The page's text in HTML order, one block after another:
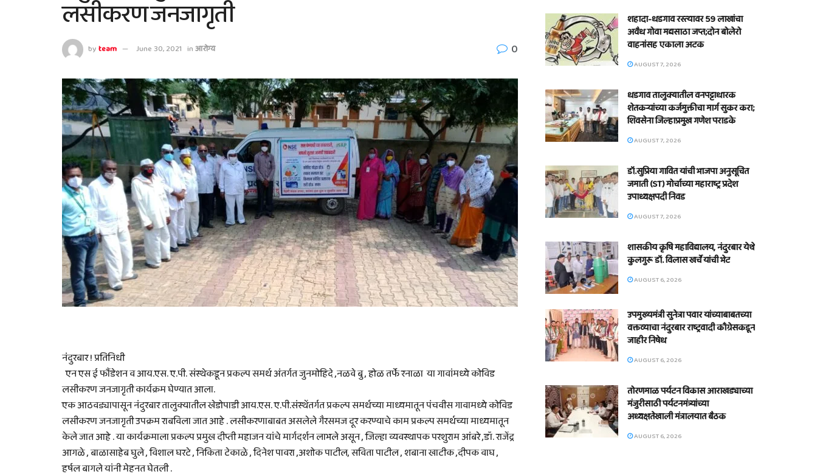
लसीकरण जनजागृती
byteam June 30, 2021 inआरोग्य 0
नंदुरबार ! प्रतिनिधी
एन एस ई फौंडेशन व आय.एस. ए.पी. संस्थेकडून प्रकल्प समर्थ अंतर्गत जुनमोहिदे ,नळवे बु , होळ तर्फे रनाळा या गावांमध्ये कोविड
लसीकरण जनजागृती कार्यक्रम घेण्यात आला.
एक आठवड्यापासून नंदुरबार तालुक्यातील खेडोपाडी आय.एस. ए.पी.संस्थेंतर्गत प्रकल्प समर्थच्या माध्यमातून पंचवीस गावामध्ये कोविड
लसीकरण जनजागृती उपक्रम राबविला जात आहे . लसीकरणाबाबत असलेले गैरसमज दूर करण्याचे काम प्रकल्प समर्थच्या माध्यमातून
केले जात आहे . या कार्यक्रमाला प्रकल्प प्रमुख दीप्ती महाजन यांचे मार्गदर्शन लाभले असून , जिल्हा व्यवस्थापक परशुराम आंबरे ,डॉ. राजेंद्र
आगळे , बाळासाहेब घुले , विशाल घरटे , निकिता टेकाळे , दिनेश पावरा ,अशोक पाटील, सविता पाटील , शबाना खाटीक ,दीपक वाघ ,
हर्षल बागले यांनी मेहनत घेतली .
शहादा-धडगाव रस्त्यावर 59 लाखांचा
अवैध गोवा मद्यसाठा जप्त;दोन बोलेरो
वाहनांसह एकाला अटक
AUGUST 7, 2026
धडगाव तालुक्यातील वनपट्टाधारक
शेतकऱ्यांच्या कर्जमुक्तीचा मार्ग सुकर करा;
शिवसेना जिल्हाप्रमुख गणेश पराडके
AUGUST 7, 2026
डॉ.सुप्रिया गावित यांची भाजपा अनुसूचित
जमाती (ST) मोर्चाच्या महाराष्ट्र प्रदेश
उपाध्यक्षपदी निवड
AUGUST 7, 2026
शासकीय कृषि महाविद्यालय, नंदुरबार येथे
कुलगुरू डॉ. विलास खर्चे यांची भेट
AUGUST 6, 2026
उपमुख्यमंत्री सुनेत्रा पवार यांच्याबाबतच्या
वक्तव्याचा नंदुरबार राष्ट्रवादी काँग्रेसकडून
जाहीर निषेध
AUGUST 6, 2026
तोरणमाळ पर्यटन विकास आराखड्याच्या
मंजुरीसाठी पर्यटनमंत्र्यांच्या
अध्यक्षतेखाली मंत्रालयात बैठक
AUGUST 6, 2026